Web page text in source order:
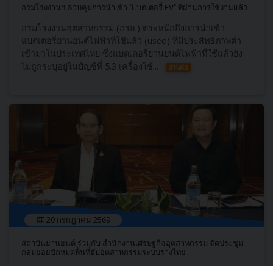
กรมโรงงานฯ ควบคุมการนำเข้า "แบตเตอรี่ EV" ที่ผ่านการใช้งานแล้ว
กรมโรงงานอุตสาหกรรม (กรอ.) ตระหนักถึงการนำเข้า
แบตเตอรี่ยานยนต์ไฟฟ้าที่ใช้แล้ว (used) ที่มีประสิทธิภาพต่ำ
เข้ามาในประเทศไทย ซึ่งแบตเตอรี่ยานยนต์ไฟฟ้าที่ใช้แล้วยัง
ไม่ถูกระบุอยู่ในบัญชีที่ 5.3 เครื่องใช้...
อ่านต่อ
20 กรกฎาคม 2569
สถาบันยานยนต์ ร่วมกับ สำนักงานเศรษฐกิจอุตสาหกรรม จัดประชุม
กลุ่มย่อยปักหมุดพื้นที่ฮับอุตสาหกรรมระบบรางไทย